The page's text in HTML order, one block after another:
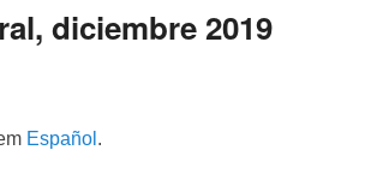
diciembre 2019
Español .